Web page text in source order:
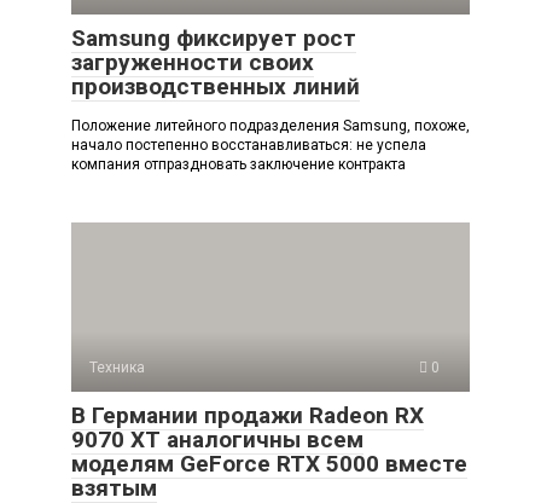
Samsung фиксирует рост
загруженности своих
производственных линий
Положение литейного подразделения Samsung, похоже,
начало постепенно восстанавливаться: не успела
компания отпраздновать заключение контракта
Техника 0
В Германии продажи Radeon RX
9070 XT аналогичны всем
моделям GeForce RTX 5000 вместе
взятым